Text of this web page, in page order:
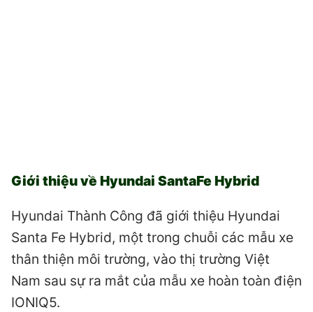
Giới thiệu về Hyundai SantaFe Hybrid
Hyundai Thành Công đã giới thiệu Hyundai
Santa Fe Hybrid, một trong chuỗi các mẫu xe
thân thiện môi trường, vào thị trường Việt
Nam sau sự ra mắt của mẫu xe hoàn toàn điện
IONIQ5.